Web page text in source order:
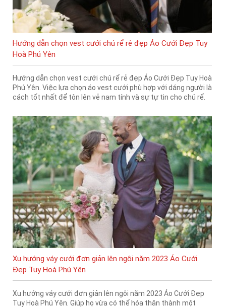
Hướng dẫn chọn vest cưới chú rể rẻ đẹp Áo Cưới Đẹp Tuy
Hoà Phú Yên
Hướng dẫn chọn vest cưới chú rể rẻ đẹp Áo Cưới Đẹp Tuy Hoà
Phú Yên. Việc lựa chọn áo vest cưới phù hợp với dáng người là
cách tốt nhất để tôn lên vẻ nam tính và sự tự tin cho chú rể.
Xu hướng váy cưới đơn giản lên ngôi năm 2023 Áo Cưới
Đẹp Tuy Hoà Phú Yên
Xu hướng váy cưới đơn giản lên ngôi năm 2023 Áo Cưới Đẹp
Tuy Hoà Phú Yên. Giúp họ vừa có thể hóa thân thành một